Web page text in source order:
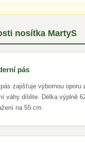
nosítka MartyS
pás
zajišťuje výbornou oporu
váhy dítěte. Délka výplně
na 55 cm.